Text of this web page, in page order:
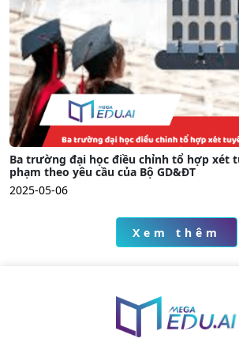
Ba trường đại học điều chỉnh tổ hợp xét
phạm theo yêu cầu của Bộ GD&ĐT
2025-05-06
Xem thêm